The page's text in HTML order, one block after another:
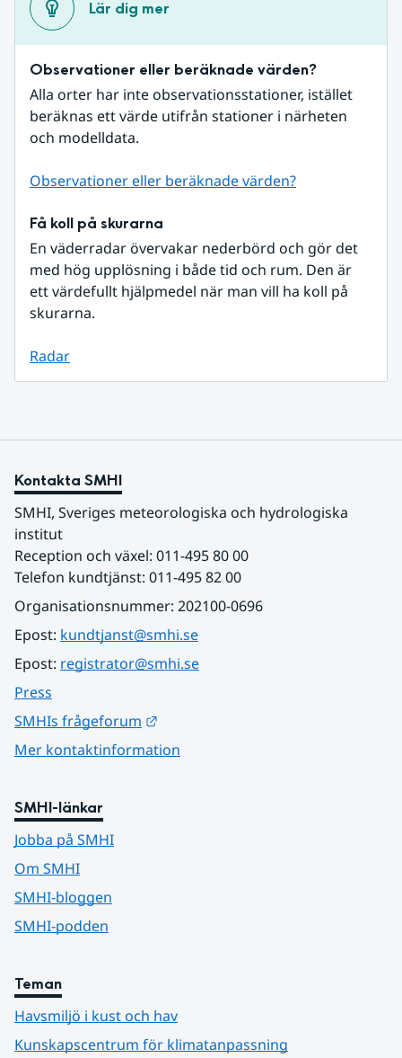
Lär dig mer
Observationer eller beräknade värden?
Alla orter har inte observationsstationer, istället
beräknas ett värde utifrån stationer i närheten
och modelldata.
Observationer eller beräknade värden?
Få koll på skurarna
En väderradar övervakar nederbörd och gör det
med hög upplösning i både tid och rum. Den är
ett värdefullt hjälpmedel när man vill ha koll på
skurarna.
Radar
Kontakta SMHI
SMHI, Sveriges meteorologiska och hydrologiska
institut
Reception och växel: 011-495 80 00
Telefon kundtjänst: 011-495 82 00
Organisationsnummer: 202100-0696
Epost: kundtjanst@smhi.se
Epost: registrator@smhi.se
Press
SMHIs frågeforum
Mer kontaktinformation
SMHI-länkar
Jobba på SMHI
Om SMHI
SMHI-bloggen
SMHI-podden
Teman
Havsmiljö i kust och hav
Kunskapscentrum för klimatanpassning